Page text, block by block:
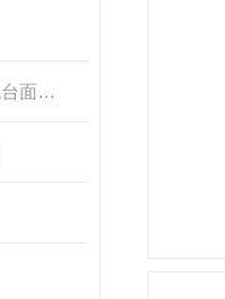
304不锈钢防水电子地磅超低台面带斜坡